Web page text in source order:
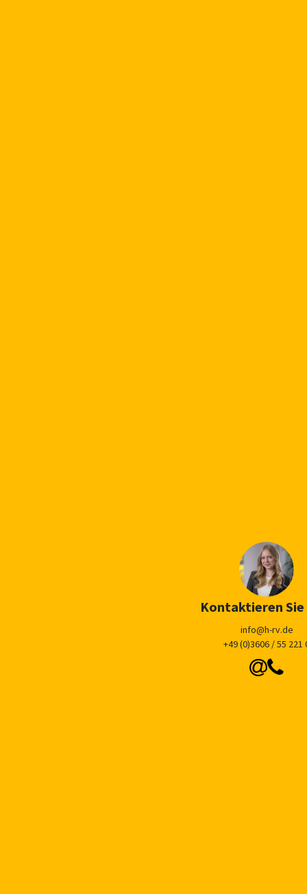
Kontaktieren Sie
info@h-rv.de
+49 (0)3606 / 55 221